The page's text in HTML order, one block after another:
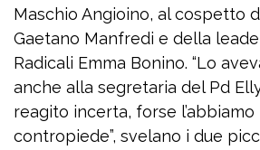
Maschio Angioino, al cospetto
Gaetano Manfredi e della
Radicali Emma Bonino. “Lo
anche alla segretaria del Pd
reagito incerta, forse l’abbiamo
contropiede”, svelano i due